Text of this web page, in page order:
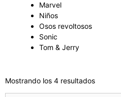
Marvel
Niños
Osos revoltosos
Sonic
Tom & Jerry
Mostrando los 4 resultados